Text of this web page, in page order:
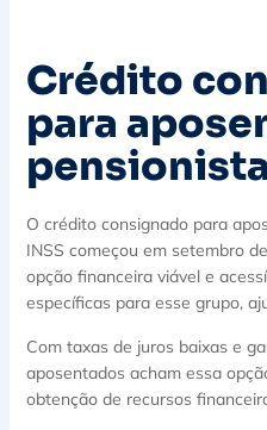
Crédito
para
O crédito consignado para
INSS começou em setembro
opção financeira viável e
específicas para esse grupo,
Com taxas de juros baixas e
aposentados acham essa
obtenção de recursos